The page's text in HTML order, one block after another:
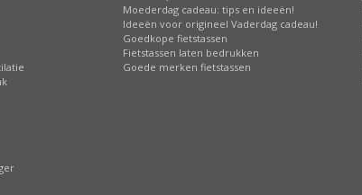
Moederdag cadeau: tips en ideeën!
Ideeën voor origineel Vaderdag cadeau!
Goedkope fietstassen
Fietstassen laten bedrukken
Goede merken fietstassen